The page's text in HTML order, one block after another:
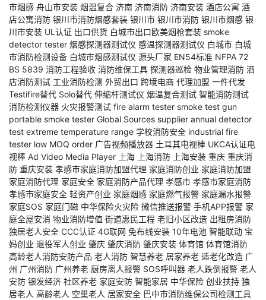
市烟感 舟山市安装 烟温复合 济南 济南消防 济南安装 酒店公寓 酒
店公寓消防 银川市消防烟感套装 银川市 银川市消防 银川市烟感 银
川市安装 UL认证 出口供货 白城市出口欧美烟枪套装 smoke
detector tester 烟感探测器测试仪 感温探测器测试仪 白城市 白城
市消防检测设备 白城市烟感测试仪 源头厂家 EN54标准 NFPA 72
BS 5839 消防工程验收 消防维保工具 探测器巡检 物业管理消防 酒
店消防测试 工业消防检测 外贸出口 跨境电商 代理加盟 一件代发
Testifire替代 Solo替代 伸缩杆测试仪 烟温复合测试 智能消防测试
消防检测仪器 火灾报警测试 fire alarm tester smoke test gun
portable smoke tester Global Sources supplier annual detector
test extreme temperature range 学校消防安全 industrial fire
tester low MOQ order 广告视频播放器 土耳其电视棒 UKCA认证电
视棒 Ad Video Media Player 上海 上海消防 上海安装 重庆 重庆消
防 重庆安装 孝感市家庭消防加盟代理 家庭消防创业 家庭消防加盟
家庭消防代理 家庭安全 家庭消防产品代理 孝感市 孝感市家庭消防
孝感市家庭安全 轻资产创业 家庭烟感 家庭燃气报警 家庭漏水报警
家庭SOS 家庭门磁 中华保险火灾险 微信推送报警 手机APP报警 家
庭全屋安消 物业消防增值 街道惠民工程 老旧小区改造 出租房消防
独居老人安全 CCC认证 4G联网 免布线安装 10年电池 智能联动 宝
妈创业 退役军人创业 肇庆 肇庆消防 肇庆安装 体育馆 体育馆消防
高龄老人消防安防产品 老人消防 智慧养老 居家养老 适老化改造 广
州 广州消防 广州养老 厨房离人报警 SOS呼叫器 老人跌倒报警 老人
安防 银发经济 社区养老 家庭安防 智能家居 中华保险 创业扶持 独
居老人 高龄老人 空巢老人 居家安全 巴中市消防维保公司检测工具